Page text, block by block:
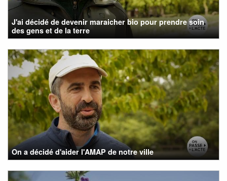
J'ai décidé de devenir maraicher bio pour prendre soin
des gens et de la terre
On a décidé d'aider l'AMAP de notre ville